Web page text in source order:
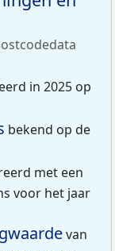
in 2025 op
bekend op de
met een
voor het jaar
van